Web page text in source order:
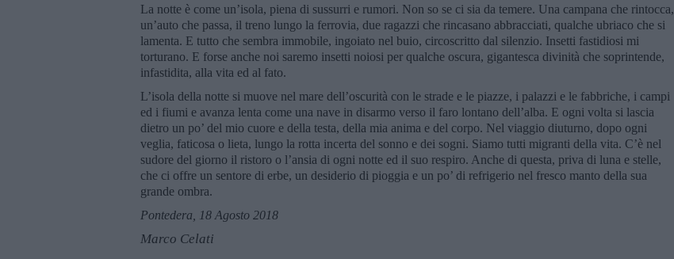
La notte è come un’isola, piena di sussurri e rumori. Non so se ci sia da temere. Una campana che rintocca,
un’auto che passa, il treno lungo la ferrovia, due ragazzi che rincasano abbracciati, qualche ubriaco che si
lamenta. E tutto che sembra immobile, ingoiato nel buio, circoscritto dal silenzio. Insetti fastidiosi mi
torturano. E forse anche noi saremo insetti noiosi per qualche oscura, gigantesca divinità che soprintende,
infastidita, alla vita ed al fato.
L’isola della notte si muove nel mare dell’oscurità con le strade e le piazze, i palazzi e le fabbriche, i campi
ed i fiumi e avanza lenta come una nave in disarmo verso il faro lontano dell’alba. E ogni volta si lascia
dietro un po’ del mio cuore e della testa, della mia anima e del corpo. Nel viaggio diuturno, dopo ogni
veglia, faticosa o lieta, lungo la rotta incerta del sonno e dei sogni. Siamo tutti migranti della vita. C’è nel
sudore del giorno il ristoro o l’ansia di ogni notte ed il suo respiro. Anche di questa, priva di luna e stelle,
che ci offre un sentore di erbe, un desiderio di pioggia e un po’ di refrigerio nel fresco manto della sua
grande ombra.
Pontedera, 18 Agosto 2018
Marco Celati